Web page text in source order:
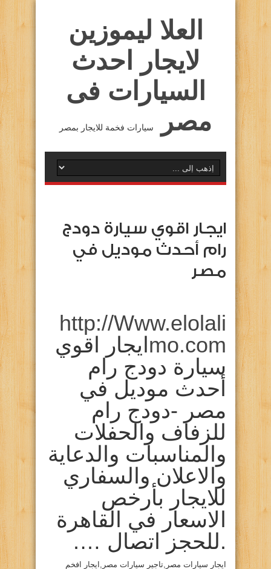
العلا ليموزين
لايجار احدث
السيارات فى
مصر
سيارات فخمة للايجار بمصر
ايجار اقوي سيارة دودج
رام أحدث موديل في
مصر
http://Www.elolali
mo.com ايجار اقوي
سيارة دودج رام
أحدث موديل في
مصر -دودج رام
للزفاف والحفلات
والمناسبات والدعاية
والاعلان والسفاري
للايجار بأرخص
الاسعار في القاهرة
.للحجز اتصال ….
ايجار سيارات مصر,تاجير سيارات مصر,ايجار افخم